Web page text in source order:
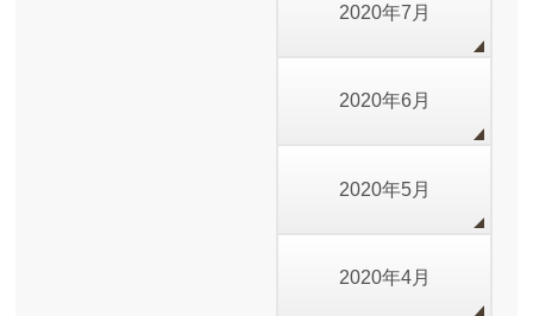
2020年7月
2020年6月
2020年5月
2020年4月